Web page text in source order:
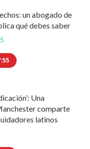
un abogado de
qué debes saber
Una
comparte
latinos